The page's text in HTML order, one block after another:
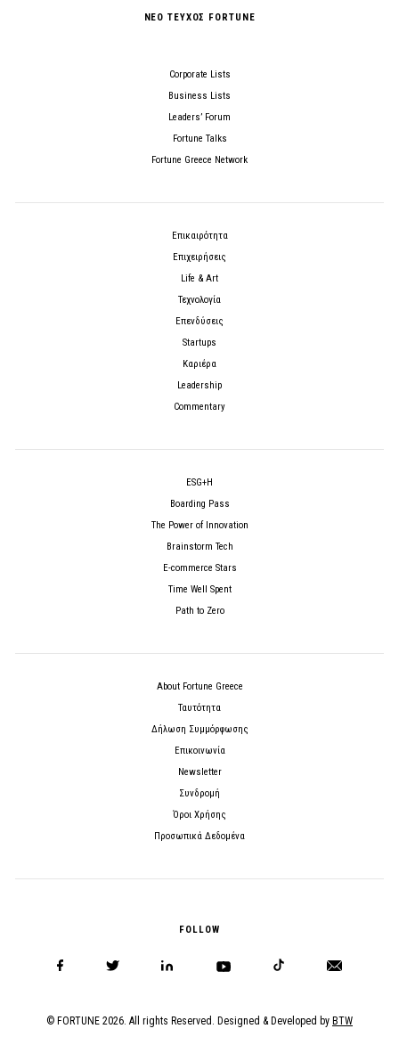
ΝΕΟ ΤΕΥΧΟΣ FORTUNE
Corporate Lists
Business Lists
Leaders’ Forum
Fortune Talks
Fortune Greece Network
Επικαιρότητα
Επιχειρήσεις
Life & Art
Τεχνολογία
Επενδύσεις
Startups
Καριέρα
Leadership
Commentary
ESG+H
Boarding Pass
The Power of Innovation
Brainstorm Tech
E-commerce Stars
Time Well Spent
Path to Zero
About Fortune Greece
Ταυτότητα
Δήλωση Συμμόρφωσης
Επικοινωνία
Newsletter
Συνδρομή
Όροι Χρήσης
Προσωπικά Δεδομένα
FOLLOW
© FORTUNE 2026. All rights Reserved. Designed & Developed by BTW